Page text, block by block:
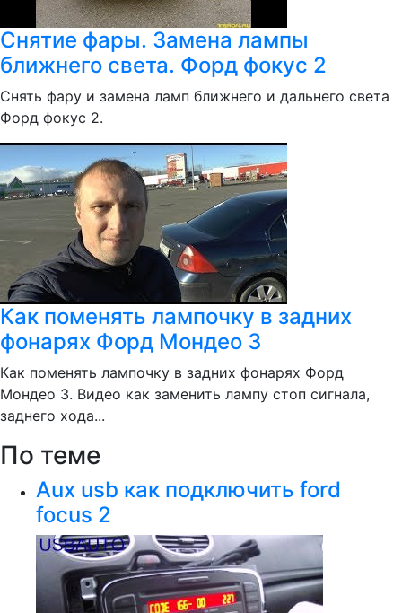
Снятие фары. Замена лампы
ближнего света. Форд фокус 2
Снять фару и замена ламп ближнего и дальнего света
Форд фокус 2.
Как поменять лампочку в задних
фонарях Форд Мондео 3
Как поменять лампочку в задних фонарях Форд
Мондео 3. Видео как заменить лампу стоп сигнала,
заднего хода...
По теме
Aux usb как подключить ford
focus 2